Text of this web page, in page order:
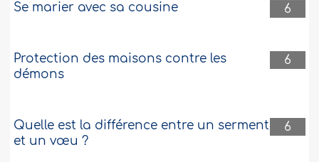
6
Se marier avec sa cousine
6
Protection des maisons contre les
démons
6
Quelle est la différence entre un serment
et un vœu ?